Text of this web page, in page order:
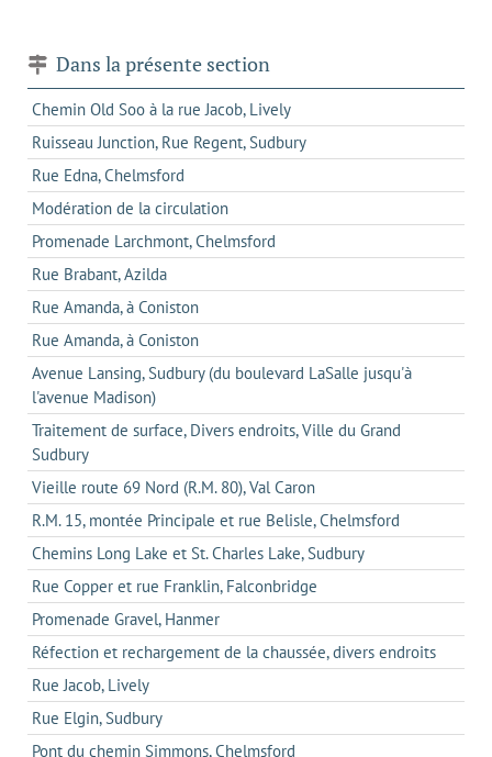
Dans la présente section
Chemin Old Soo à la rue Jacob, Lively
Ruisseau Junction, Rue Regent, Sudbury
Rue Edna, Chelmsford
Modération de la circulation
Promenade Larchmont, Chelmsford
Rue Brabant, Azilda
Rue Amanda, à Coniston
Rue Amanda, à Coniston
Avenue Lansing, Sudbury (du boulevard LaSalle jusqu'à
l'avenue Madison)
Traitement de surface, Divers endroits, Ville du Grand
Sudbury
Vieille route 69 Nord (R.M. 80), Val Caron
R.M. 15, montée Principale et rue Belisle, Chelmsford
Chemins Long Lake et St. Charles Lake, Sudbury
Rue Copper et rue Franklin, Falconbridge
Promenade Gravel, Hanmer
Réfection et rechargement de la chaussée, divers endroits
Rue Jacob, Lively
Rue Elgin, Sudbury
Pont du chemin Simmons, Chelmsford